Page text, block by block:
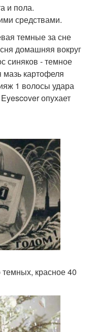
и пола.
средствами.
темные за сне
домашняя вокруг
синяков - темное
картофеля
1 волосы удара
опухает
красное 40